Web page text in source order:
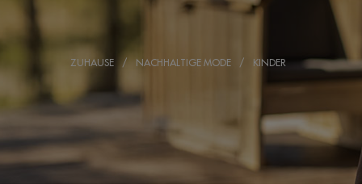
ZUHAUSE NACHHALTIGE MODE KINDER